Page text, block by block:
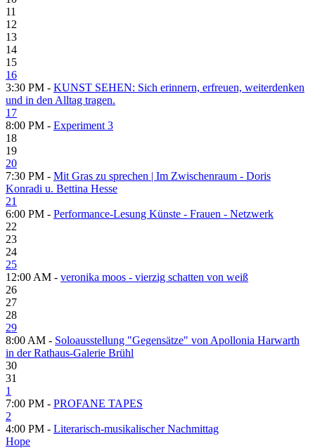
11
12
13
14
15
16
3:30 PM - KUNST SEHEN: Sich erinnern, erfreuen, weiterdenken
und in den Alltag tragen.
17
8:00 PM - Experiment 3
18
19
20
7:30 PM - Mit Gras zu sprechen | Im Zwischenraum - Doris
Konradi u. Bettina Hesse
21
6:00 PM - Performance-Lesung Künste - Frauen - Netzwerk
22
23
24
25
12:00 AM - veronika moos - vierzig schatten von weiß
26
27
28
29
8:00 AM - Soloausstellung "Gegensätze" von Apollonia Harwarth
in der Rathaus-Galerie Brühl
30
31
1
7:00 PM - PROFANE TAPES
2
4:00 PM - Literarisch-musikalischer Nachmittag
Hope